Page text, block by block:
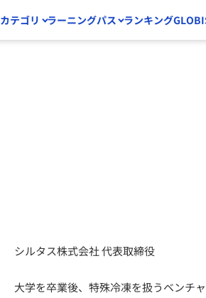
カテゴリ ラーニングパス ランキング
シルタス株式会社 代表取締役
大学を卒業後、特殊冷凍を扱うベンチ